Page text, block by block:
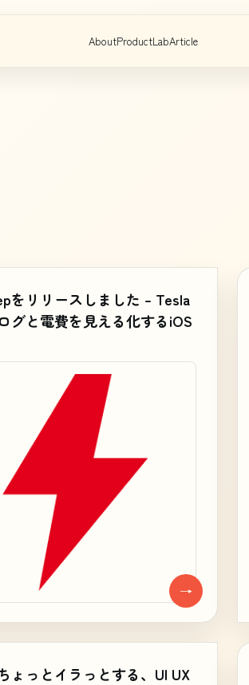
AboutProductLabArticle
をリリースしました – Tesla
グと電費を見える化するiOS
→
ょっとイラっとする、UI UX